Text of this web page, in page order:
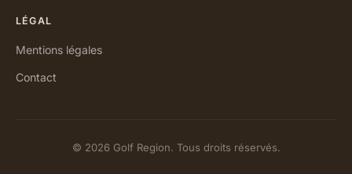
LÉGAL
Mentions légales
Contact
© 2026 Golf Region. Tous droits réservés.